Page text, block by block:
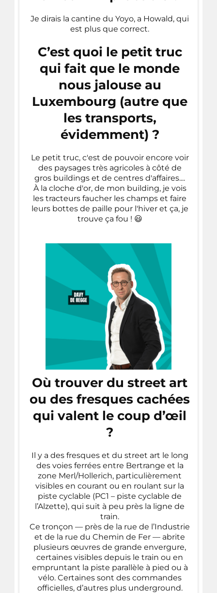
Je dirais la cantine du Yoyo, a Howald, qui
est plus que correct.
C’est quoi le petit truc
qui fait que le monde
nous jalouse au
Luxembourg (autre que
les transports,
évidemment) ?
Le petit truc, c'est de pouvoir encore voir
des paysages très agricoles à côté de
gros buildings et de centres d'affaires....
À la cloche d'or, de mon building, je vois
les tracteurs faucher les champs et faire
leurs bottes de paille pour l'hiver et ça, je
trouve ça fou ! 😃
Où trouver du street art
ou des fresques cachées
qui valent le coup d’œil
?
Il y a des fresques et du street art le long
des voies ferrées entre Bertrange et la
zone Merl/Hollerich, particulièrement
visibles en courant ou en roulant sur la
piste cyclable (PC1 – piste cyclable de
l’Alzette), qui suit à peu près la ligne de
train.
Ce tronçon — près de la rue de l’Industrie
et de la rue du Chemin de Fer — abrite
plusieurs œuvres de grande envergure,
certaines visibles depuis le train ou en
empruntant la piste parallèle à pied ou à
vélo. Certaines sont des commandes
officielles, d’autres plus underground.